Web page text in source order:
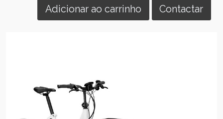
Adicionar ao carrinho Contactar